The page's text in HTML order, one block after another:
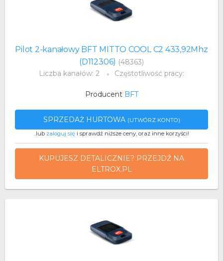
Pilot 2-kanałowy BFT MITTO COOL C2 433,92Mhz
(D112306) (48363)
Liczba kanałów: 2
Częstotliwość pracy:
Producent BFT
SPRZEDAŻ HURTOWA (UTWÓRZ KONTO)
..lub zaloguj się i sprawdź niższe ceny, oraz inne korzyści!
KUPUJESZ DETALICZNIE? PRZEJDŹ NA
ELTROX.PL